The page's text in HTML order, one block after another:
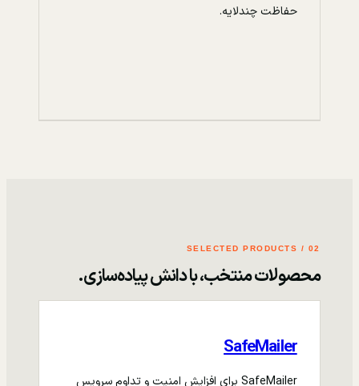
حفاظت چندلایه.
02 / SELECTED PRODUCTS
محصولات منتخب، با دانش پیاده‌سازی.
SafeMailer
SafeMailer برای افزایش امنیت و تداوم سرویس